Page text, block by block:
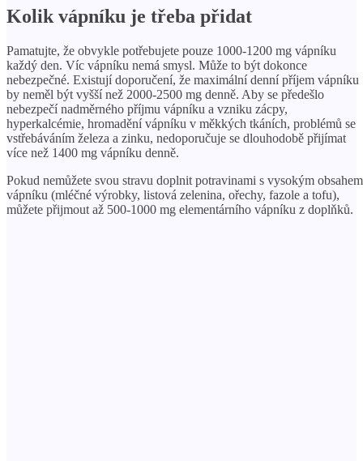
Kolik vápníku je třeba přidat
Pamatujte, že obvykle potřebujete pouze 1000-1200 mg vápníku
každý den. Víc vápníku nemá smysl. Může to být dokonce
nebezpečné. Existují doporučení, že maximální denní příjem vápníku
by neměl být vyšší než 2000-2500 mg denně. Aby se předešlo
nebezpečí nadměrného příjmu vápníku a vzniku zácpy,
hyperkalcémie, hromadění vápníku v měkkých tkáních, problémů se
vstřebáváním železa a zinku, nedoporučuje se dlouhodobě přijímat
více než 1400 mg vápníku denně.
Pokud nemůžete svou stravu doplnit potravinami s vysokým obsahem
vápníku (mléčné výrobky, listová zelenina, ořechy, fazole a tofu),
můžete přijmout až 500-1000 mg elementárního vápníku z doplňků.